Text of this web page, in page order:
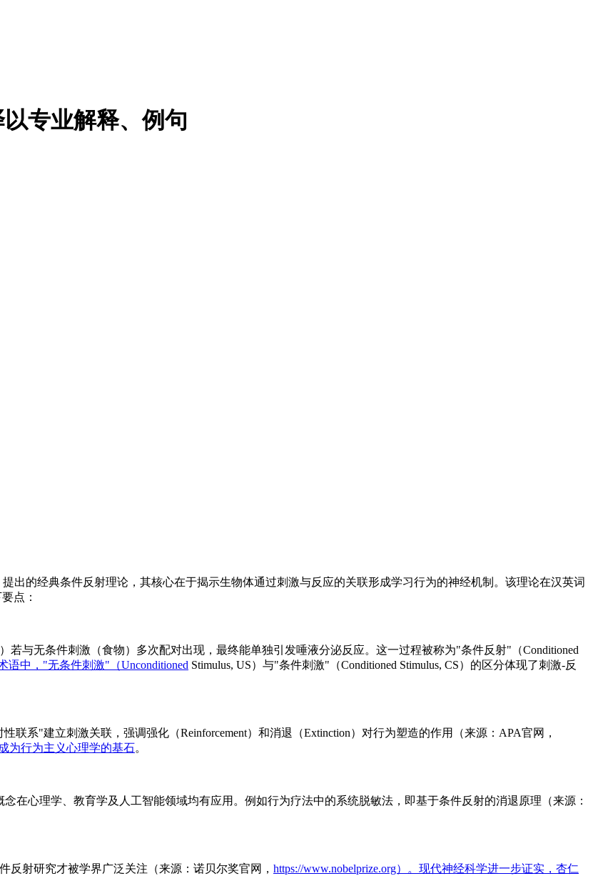
专业解释、例句
提出的经典条件反射理论，其核心在于揭示生物体通过刺激与反应的关联形成学习行为的神经机制。该理论在汉英词
点：
与无条件刺激（食物）多次配对出现，最终能单独引发唾液分泌反应。这一过程被称为"条件反射"（Conditioned
语中，"无条件刺激"（Unconditioned Stimulus, US）与"条件刺激"（Conditioned Stimulus, CS）的区分体现了刺激-反
系"建立刺激关联，强调强化（Reinforcement）和消退（Extinction）对行为塑造的作用（来源：APA官网，
为行为主义心理学的基石。
在心理学、教育学及人工智能领域均有应用。例如行为疗法中的系统脱敏法，即基于条件反射的消退原理（来源：
反射研究才被学界广泛关注（来源：诺贝尔奖官网， https://www.nobelprize.org）。现代神经科学进一步证实，杏仁